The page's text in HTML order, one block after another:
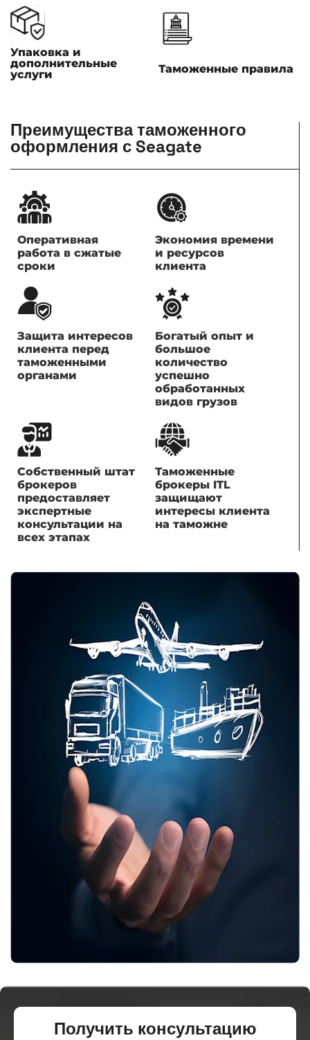
Упаковка и
дополнительные
услуги
Таможенные правила
Преимущества таможенного
оформления с Seagate
Оперативная
работа в сжатые
сроки
Экономия времени
и ресурсов
клиента
Защита интересов
клиента перед
таможенными
органами
Богатый опыт и
большое
количество
успешно
обработанных
видов грузов
Собственный штат
брокеров
предоставляет
экспертные
консультации на
всех этапах
Таможенные
брокеры ITL
защищают
интересы клиента
на таможне
Получить консультацию